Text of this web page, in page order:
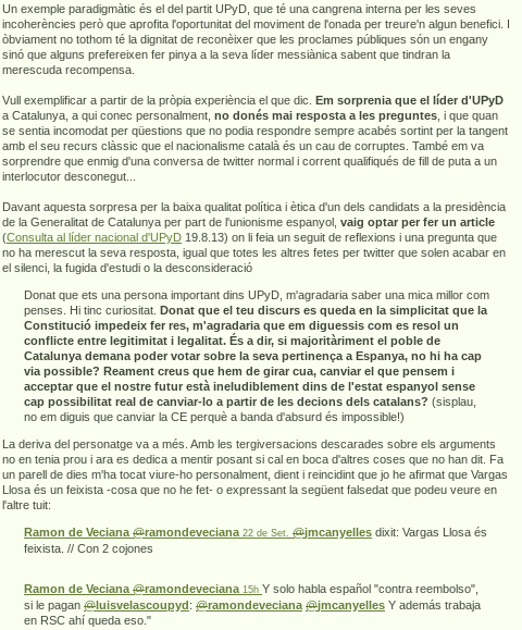
Un exemple paradigmàtic és el del partit UPyD, que té una cangrena interna per les seves
incoherències però que aprofita l'oportunitat del moviment de l'onada per treure'n algun benefici. I
òbviament no tothom té la dignitat de reconèixer que les proclames públiques són un engany
sinó que alguns prefereixen fer pinya a la seva líder messiànica sabent que tindran la
merescuda recompensa.
Vull exemplificar a partir de la pròpia experiència el que dic. Em sorprenia que el líder d'UPyD
a Catalunya, a qui conec personalment, no donés mai resposta a les preguntes , i que quan
se sentia incomodat per qüestions que no podia respondre sempre acabés sortint per la tangent
amb el seu recurs clàssic que el nacionalisme català és un cau de corruptes. També em va
sorprendre que enmig d'una conversa de twitter normal i corrent qualifiqués de fill de puta a un
interlocutor desconegut...
Davant aquesta sorpresa per la baixa qualitat política i ètica d'un dels candidats a la presidència
de la Generalitat de Catalunya per part de l'unionisme espanyol, vaig optar per fer un article
(Consulta al líder nacional d'UPyD 19.8.13) on li feia un seguit de reflexions i una pregunta que
no ha merescut la seva resposta, igual que totes les altres fetes per twitter que solen acabar en
el silenci, la fugida d'estudi o la desconsideració
Donat que ets una persona important dins UPyD, m'agradaria saber una mica millor com
penses. Hi tinc curiositat. Donat que el teu discurs es queda en la simplicitat que la
Constitució impedeix fer res, m'agradaria que em diguessis com es resol un
conflicte entre legitimitat i legalitat. És a dir, si majoritàriment el poble de
Catalunya demana poder votar sobre la seva pertinença a Espanya, no hi ha cap
via possible? Reament creus que hem de girar cua, canviar el que pensem i
acceptar que el nostre futur està ineludiblement dins de l'estat espanyol sense
cap possibilitat real de canviar-lo a partir de les decions dels catalans? (sisplau,
no em diguis que canviar la CE perquè a banda d'absurd és impossible!)
La deriva del personatge va a més. Amb les tergiversacions descarades sobre els arguments
no en tenia prou i ara es dedica a mentir posant si cal en boca d'altres coses que no han dit. Fa
un parell de dies m'ha tocat viure-ho personalment, dient i reincidint que jo he afirmat que Vargas
Llosa és un feixista -cosa que no he fet- o expressant la següent falsedat que podeu veure en
l'altre tuit:
Ramon de Veciana @ramondeveciana 22 de Set. @jmcanyelles dixit: Vargas Llosa és
feixista. // Con 2 cojones
Ramon de Veciana @ramondeveciana 15h Y solo habla español "contra reembolso",
si le pagan @luisvelascoupyd: @ramondeveciana @jmcanyelles Y además trabaja
en RSC ahí queda eso."